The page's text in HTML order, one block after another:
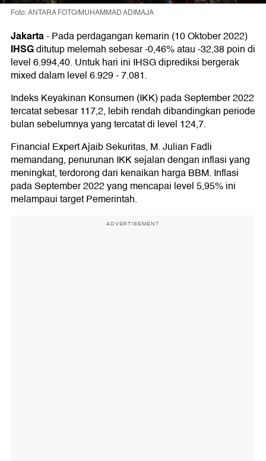
Foto: ANTARA FOTO/MUHAMMAD ADIMAJA
Jakarta-Pada perdagangan kemarin (10 Oktober 2022)
IHSGditutup melemah sebesar -0,46% atau -32,38 poin di
level 6.994,40. Untuk hari ini IHSG diprediksi bergerak
mixed dalam level 6.929 - 7.081.
Indeks Keyakinan Konsumen (IKK) pada September 2022
tercatat sebesar 117,2, lebih rendah dibandingkan periode
bulan sebelumnya yang tercatat di level 124,7.
Financial Expert Ajaib Sekuritas, M. Julian Fadli
memandang, penurunan IKK sejalan dengan inflasi yang
meningkat, terdorong dari kenaikan harga BBM. Inflasi
pada September 2022 yang mencapai level 5,95% ini
melampaui target Pemerintah.
ADVERTISEMENT